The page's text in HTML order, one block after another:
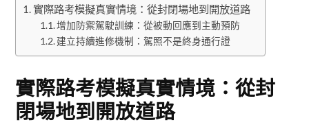
實際路考模擬真實情境：從封閉場地到開放道路
增加防禦駕駛訓練：從被動回應到主動預防
建立持續進修機制：駕照不是終身通行證
實際路考模擬真實情境：從封
閉場地到開放道路